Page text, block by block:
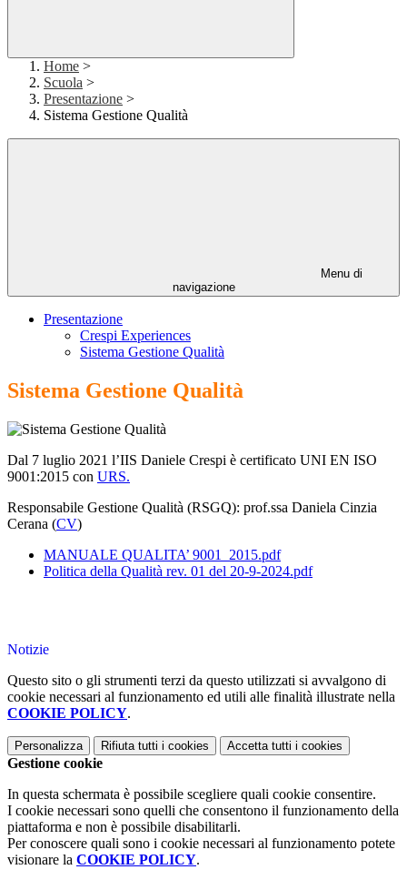
Home >
Scuola >
Presentazione >
Sistema Gestione Qualità
Menu di
navigazione
Presentazione
Crespi Experiences
Sistema Gestione Qualità
Sistema Gestione Qualità
Dal 7 luglio 2021 l’IIS Daniele Crespi è certificato UNI EN ISO
9001:2015 con URS.
Responsabile Gestione Qualità (RSGQ): prof.ssa Daniela Cinzia
Cerana (CV)
MANUALE QUALITA’ 9001_2015.pdf
Politica della Qualità rev. 01 del 20-9-2024.pdf
Notizie
Questo sito o gli strumenti terzi da questo utilizzati si avvalgono di
cookie necessari al funzionamento ed utili alle finalità illustrate nella
COOKIE POLICY.
Personalizza Rifiuta tutti i cookies Accetta tutti i cookies
Gestione cookie
In questa schermata è possibile scegliere quali cookie consentire.
I cookie necessari sono quelli che consentono il funzionamento della
piattaforma e non è possibile disabilitarli.
Per conoscere quali sono i cookie necessari al funzionamento potete
visionare la COOKIE POLICY.